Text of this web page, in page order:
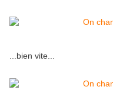
...bien vite...